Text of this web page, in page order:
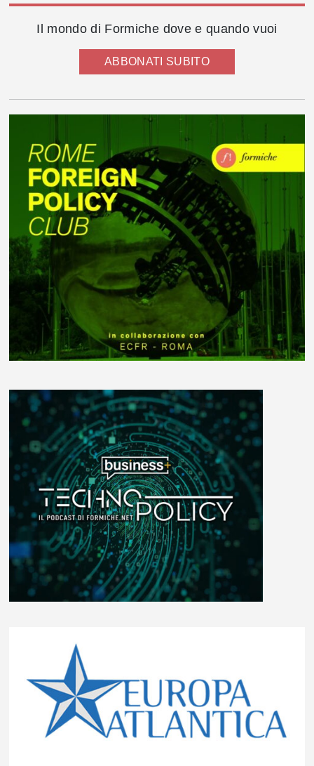
Il mondo di Formiche dove e quando vuoi
ABBONATI SUBITO